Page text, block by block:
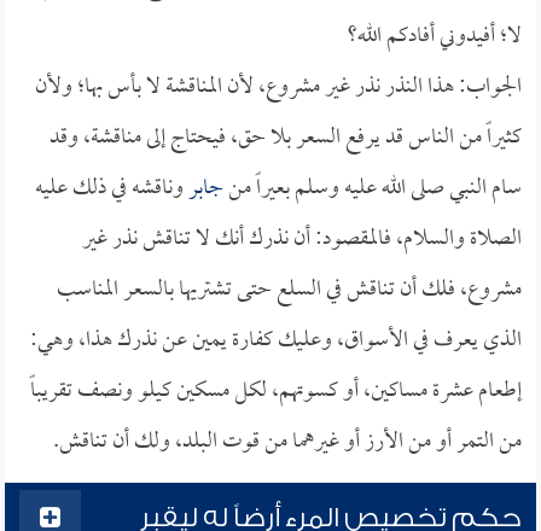
لا؛ أفيدوني أفادكم الله؟
الجواب: هذا النذر نذر غير مشروع، لأن المناقشة لا بأس بها؛ ولأن
كثيراً من الناس قد يرفع السعر بلا حق، فيحتاج إلى مناقشة، وقد
سام النبي صلى الله عليه وسلم بعيراً منجابروناقشه في ذلك عليه
الصلاة والسلام، فالمقصود: أن نذرك أنك لا تناقش نذر غير
مشروع، فلك أن تناقش في السلع حتى تشتريها بالسعر المناسب
الذي يعرف في الأسواق، وعليك كفارة يمين عن نذرك هذا، وهي:
إطعام عشرة مساكين، أو كسوتهم، لكل مسكين كيلو ونصف تقريباً
من التمر أو من الأرز أو غيرهما من قوت البلد، ولك أن تناقش.
حكم تخصيص المرء أرضاً له ليقبر